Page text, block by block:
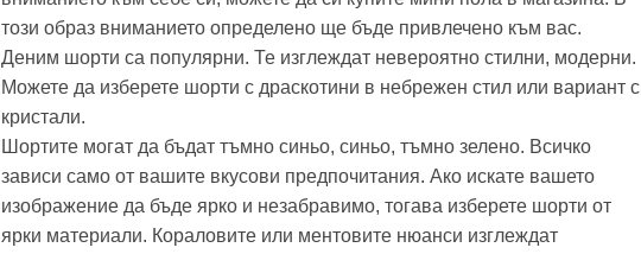
този образ вниманието определено ще бъде привлечено към вас.
Деним шорти са популярни. Те изглеждат невероятно стилни, модерни.
Можете да изберете шорти с драскотини в небрежен стил или вариант с
кристали.
Шортите могат да бъдат тъмно синьо, синьо, тъмно зелено. Всичко
зависи само от вашите вкусови предпочитания. Ако искате вашето
изображение да бъде ярко и незабравимо, тогава изберете шорти от
ярки материали. Кораловите или ментовите нюанси изглеждат